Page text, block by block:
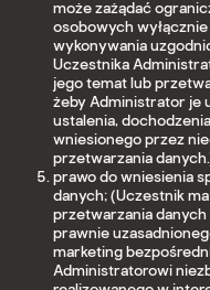
może zażądać
osobowych
wykonywania
Uczestnika
jego temat lub
żeby Administrator je
ustalenia,
wniesionego przez
przetwarzania
prawo do wniesienia
danych; (Uczestnik
przetwarzania
prawnie
marketing
Administratorowi